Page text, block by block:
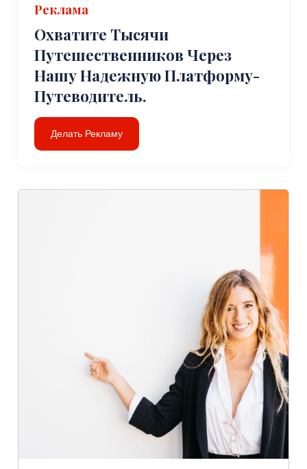
Реклама
Охватите Тысячи
Путешественников Через
Нашу Надежную Платформу-
Путеводитель.
Делать Рекламу